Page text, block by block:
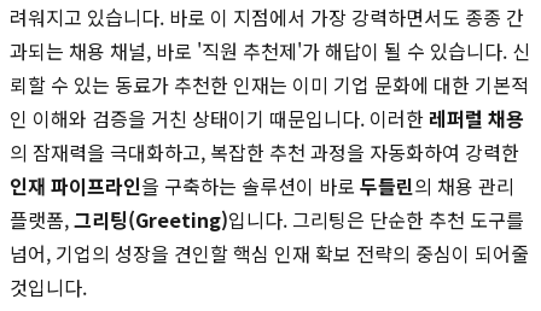
려워지고 있습니다. 바로 이 지점에서 가장 강력하면서도 종종 간
과되는 채용 채널, 바로 '직원 추천제'가 해답이 될 수 있습니다. 신
뢰할 수 있는 동료가 추천한 인재는 이미 기업 문화에 대한 기본적
인 이해와 검증을 거친 상태이기 때문입니다. 이러한 레퍼럴 채용
의 잠재력을 극대화하고, 복잡한 추천 과정을 자동화하여 강력한
인재 파이프라인을 구축하는 솔루션이 바로 두들린의 채용 관리
플랫폼,그리팅(Greeting)입니다. 그리팅은 단순한 추천 도구를
넘어, 기업의 성장을 견인할 핵심 인재 확보 전략의 중심이 되어줄
것입니다.